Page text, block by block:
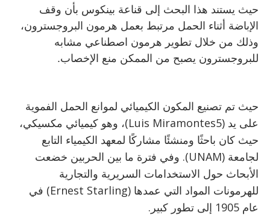
حيث يستند هذا البحث إلى قناعة بينكوس بأن وقف
الإباضة أثناء الحمل مرتبط بعمل هرمون البروجسترون،
وذلك من خلال تطوير هرمون اصطناعي مشابه
للبروجسترون يصبح من الممكن منع الإخصاب.
حيث تم تصنيع المكون الكيميائي لموانع الحمل الفموية
على يد (Luis Miramontes5)، وهو كيميائي مكسيكي،
حيث كان باحثًا ومنشئًا مشاركًا لمعهد الكيمياء التابع
لجامعة (UNAM). وفي فترة ما بين الحربين خضعت
الأبحاث حول الاستخدامات السريرية والتجارية
للهرمونات المواد التي عمدها (Ernest Starling) في
عام 1905 إلى تطور كبير.